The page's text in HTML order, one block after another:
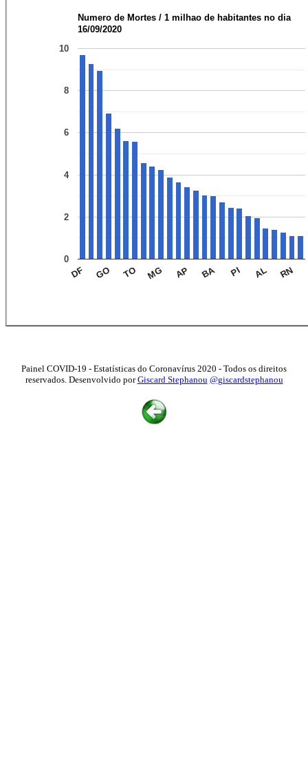
Numero de Mortes / 1 milhao de habitantes no dia
16/09/2020
DF GO TO MG AP BA PI AL RN
0
2
4
6
8
10
Painel COVID-19 - Estatísticas do Coronavírus 2020 - Todos os direitos
reservados. Desenvolvido porGiscard Stephanou @giscardstephanou